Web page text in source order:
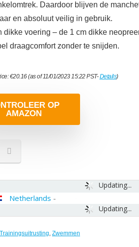
Daardoor blijven de
en absoluut veilig in gebruik.
dikke voering – de 1 cm dikke
draagcomfort zonder te snijden.
€20.16(as of 11/01/2023 15:22 PST-Details)
OP
AMAZON
Updating...
Updating...
Netherlands -
Trainingsuitrusting, Zwemmen